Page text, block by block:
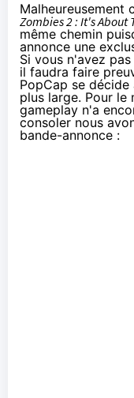
Malheureusement
Zombies 2 : It's About
même chemin
annonce une
Si vous n'avez
il faudra faire
PopCap se
plus large. Pour le
gameplay n'a
consoler nous
bande-annonce :